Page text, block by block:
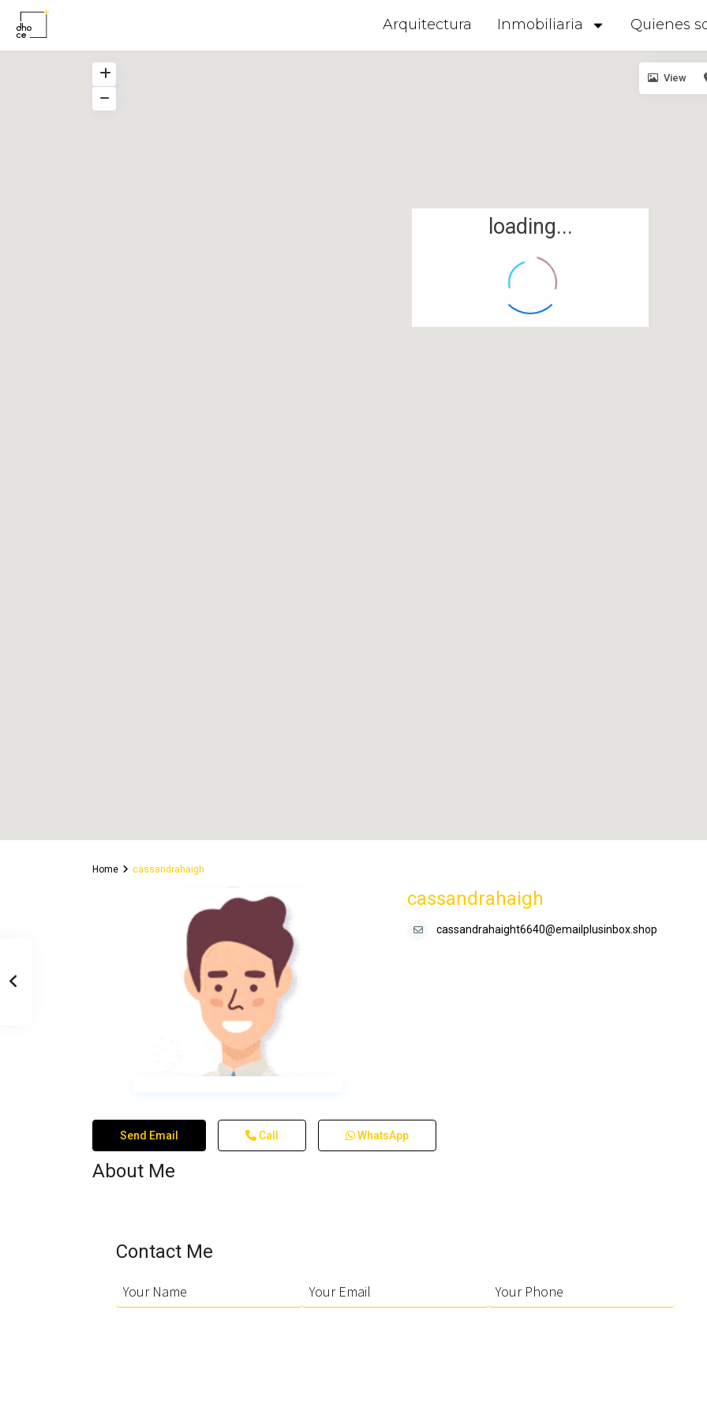
Arquitectura Inmobiliaria Quienes
loading...
View
Home cassandrahaigh
cassandrahaigh
cassandrahaight6640@emailplusinbox.shop
Send Email Call WhatsApp
About Me
Contact Me